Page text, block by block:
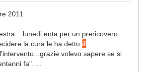
2011
lunedi enta per un prericovero
la cura le ha detto il
volevo sapere se si
fa". ...